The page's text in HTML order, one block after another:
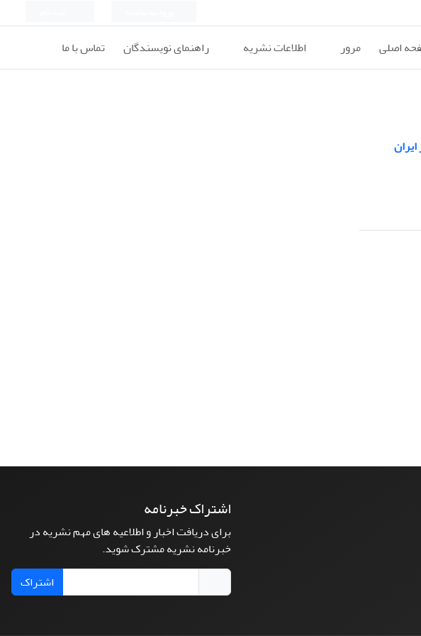
اصلی مرور اطلاعات نشریه راهنمای نویسندگان تماس با ما
اشتراک خبرنامه
برای دریافت اخبار و اطلاعیه های مهم نشریه در
خبرنامه نشریه مشترک شوید.
اشتراک